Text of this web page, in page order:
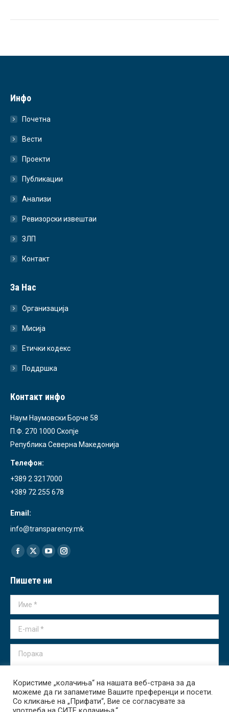
Инфо
Почетна
Вести
Проекти
Публикации
Анализи
Ревизорски извештаи
ЗЛП
Контакт
За Нас
Организација
Мисија
Етички кодекс
Поддршка
Контакт инфо
Наум Наумовски Борче 58
П.Ф. 270 1000 Скопје
Република Северна Македонија
Телефон:
+389 2 3217000
+389 72 255 678
Email:
info@transparency.mk
Find us on:
Facebook
opens
in
new
X
opens
in
YouTube
opens
in
Instagram
in
Пишете ни
Име *
E-mail *
Порака
Испрати
Користиме „колачиња“ на нашата веб-страна за да
можеме да ги запаметиме Вашите преференци и посети.
Со кликање на „Прифати“, Вие се согласувате за